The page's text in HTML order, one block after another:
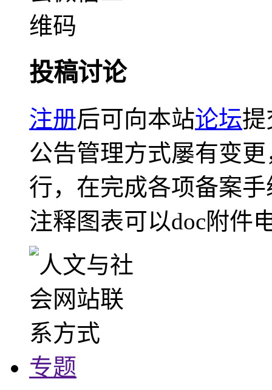
投稿讨论
注册后可向本站论坛提
公告管理方式屡有变
行，在完成各项备案
注释图表可以doc附件
专题